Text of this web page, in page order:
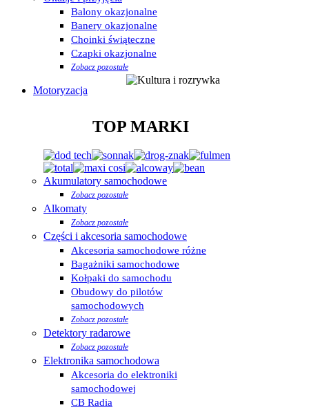
Balony okazjonalne
Banery okazjonalne
Choinki świąteczne
Czapki okazjonalne
Zobacz pozostałe
Motoryzacja
TOP MARKI
Akumulatory samochodowe
Zobacz pozostałe
Alkomaty
Zobacz pozostałe
Części i akcesoria samochodowe
Akcesoria samochodowe różne
Bagażniki samochodowe
Kołpaki do samochodu
Obudowy do pilotów
samochodowych
Zobacz pozostałe
Detektory radarowe
Zobacz pozostałe
Elektronika samochodowa
Akcesoria do elektroniki
samochodowej
CB Radia